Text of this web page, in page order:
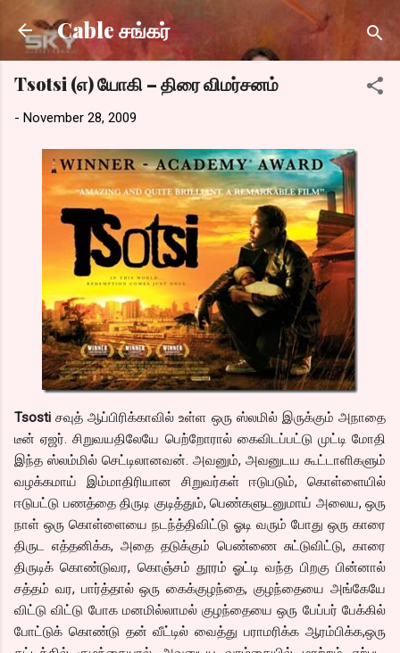
Skip to main content
Cable சங்கர்
Tsotsi (எ) யோகி – திரை விமர்சனம்
- November 28, 2009
Tsostiசவுத் ஆப்பிரிக்காவில் உள்ள ஒரு ஸ்லமில் இருக்கும் அநாதை
டீன் ஏஜர். சிறுவயதிலேயே பெற்றோரால் கைவிடப்பட்டு முட்டி மோதி
இந்த ஸ்லம்மில் செட்டிலானவன். அவனும், அவனுடய கூட்டாளிகளும்
வழக்கமாய் இம்மாதிரியான சிறுவர்கள் ஈடுபடும், கொள்ளையில்
ஈடுபட்டு பணத்தை திருடி குடித்தும், பெண்களுடனுமாய் அலைய, ஒரு
நாள் ஒரு கொள்ளையை நடந்த்திவிட்டு ஓடி வரும் போது ஒரு காரை
திருட எத்தனிக்க, அதை தடுக்கும் பெண்ணை சுட்டுவிட்டு, காரை
திருடிக் கொண்டுவர, கொஞ்சம் தூரம் ஓட்டி வந்த பிறகு பின்னால்
சத்தம் வர, பார்த்தால் ஒரு கைக்குழந்தை, குழந்தையை அங்கேயே
விட்டு விட்டு போக மனமில்லாமல் குழந்தையை ஒரு பேப்பர் பேக்கில்
போட்டுக் கொண்டு தன் வீட்டில் வைத்து பராமரிக்க ஆரம்பிக்க,ஒரு